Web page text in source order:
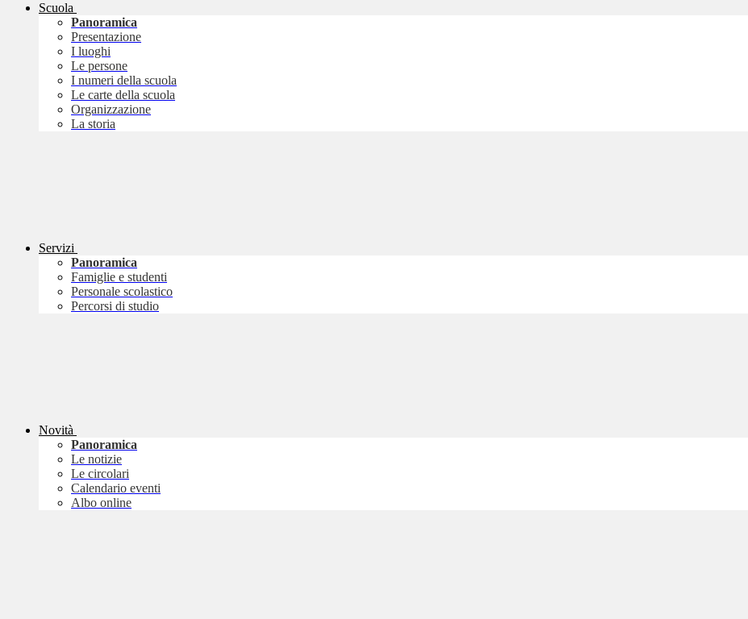
Scuola
Panoramica
Presentazione
I luoghi
Le persone
I numeri della scuola
Le carte della scuola
Organizzazione
La storia
Servizi
Panoramica
Famiglie e studenti
Personale scolastico
Percorsi di studio
Novità
Panoramica
Le notizie
Le circolari
Calendario eventi
Albo online